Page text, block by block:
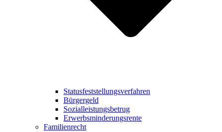
Statusfeststellungsverfahren
Bürgergeld
Sozialleistungsbetrug
Erwerbsminderungsrente
Familienrecht